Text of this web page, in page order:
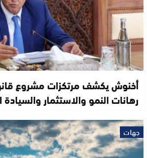
رهانات النمو والاستثمار والسيادة
جهات